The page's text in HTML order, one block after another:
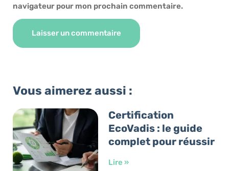
navigateur pour mon prochain commentaire.
Vous aimerez aussi :
Certification
EcoVadis : le guide
complet pour réussir
Lire »